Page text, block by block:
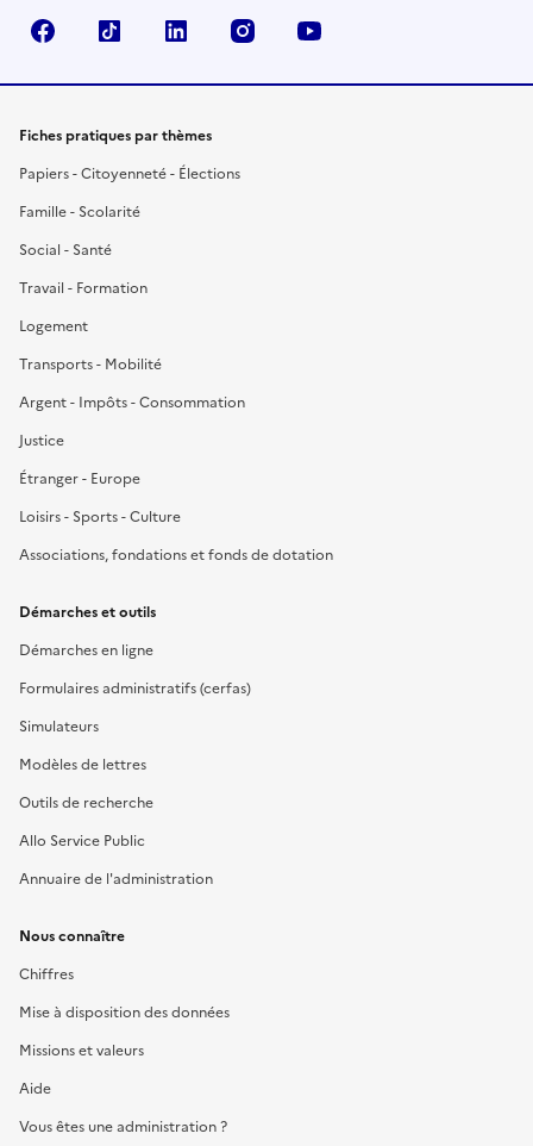
FacebookTikTok LinkedIn Instagram
Fiches pratiques par thèmes
Papiers - Citoyenneté - Élections
Famille - Scolarité
Social - Santé
Travail - Formation
Logement
Transports - Mobilité
Argent - Impôts - Consommation
Justice
Étranger - Europe
Loisirs - Sports - Culture
Associations, fondations et fonds de dotation
Démarches et outils
Démarches en ligne
Formulaires administratifs (cerfas)
Simulateurs
Modèles de lettres
Outils de recherche
Allo Service Public
Annuaire de l'administration
Nous connaître
Chiffres
Mise à disposition des données
Missions et valeurs
Aide
Vous êtes une administration ?